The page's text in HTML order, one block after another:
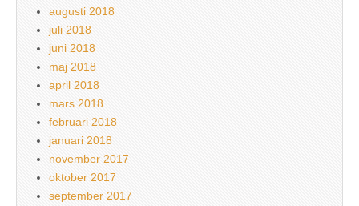
augusti 2018
juli 2018
juni 2018
maj 2018
april 2018
mars 2018
februari 2018
januari 2018
november 2017
oktober 2017
september 2017